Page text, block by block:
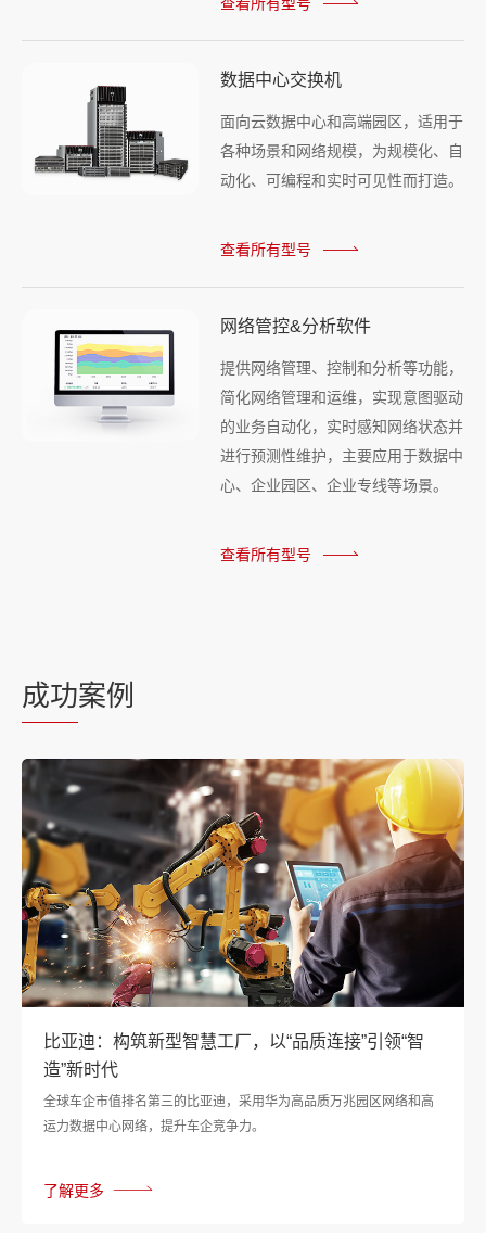
数据中心交换机
面向云数据中心和高端园区，适用于
各种场景和网络规模，为规模化、自
动化、可编程和实时可见性而打造。
查看所有型号
网络管控&分析软件
提供网络管理、控制和分析等功能，
简化网络管理和运维，实现意图驱动
的业务自动化，实时感知网络状态并
进行预测性维护，主要应用于数据中
心、企业园区、企业专线等场景。
查看所有型号
成功案例
比亚迪：构筑新型智慧工厂，以“品质连接”引领“智
造”新时代
全球车企市值排名第三的比亚迪，采用华为高品质万兆园区网络和高
运力数据中心网络，提升车企竞争力。
了解更多